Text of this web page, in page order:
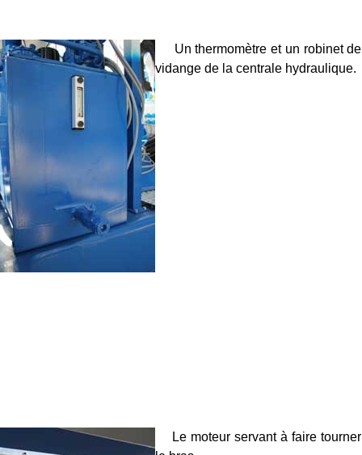
Un thermomètre et un robinet de
vidange de la centrale hydraulique.
Le moteur servant à faire tourner